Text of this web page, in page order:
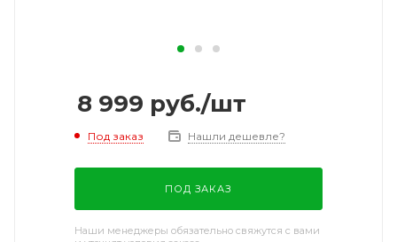
8 999 руб./шт
Под заказ Нашли дешевле?
ПОД ЗАКАЗ
Наши менеджеры обязательно свяжутся с вами